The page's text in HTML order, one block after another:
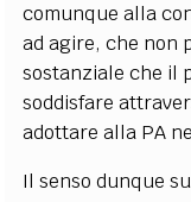
comunque alla
ad agire, che non
sostanziale che il
soddisfare
adottare alla PA
Il senso dunque